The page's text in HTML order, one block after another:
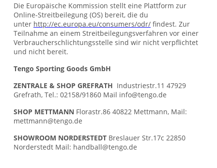
Die Europäische Kommission stellt eine Plattform zur
Online-Streitbeilegung (OS) bereit, die du
unter http://ec.europa.eu/consumers/odr/ findest. Zur
Teilnahme an einem Streitbeilegungsverfahren vor einer
Verbraucherschlichtungsstelle sind wir nicht verpflichtet
und nicht bereit.
Tengo Sporting Goods GmbH
ZENTRALE & SHOP GREFRATH Industriestr.11 47929
Grefrath, Tel.: 02158/91860 Mail info@tengo.de
SHOP METTMANN Florastr.86 40822 Mettmann, Mail:
mettmann@tengo.de
SHOWROOM NORDERSTEDT Breslauer Str.17c 22850
Norderstedt Mail: handball@tengo.de